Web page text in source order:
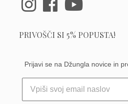
PRIVOŠČI SI 5% POPUSTA!
Prijavi se na Džungla novice in